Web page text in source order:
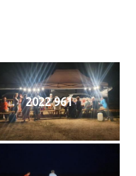
2022 961